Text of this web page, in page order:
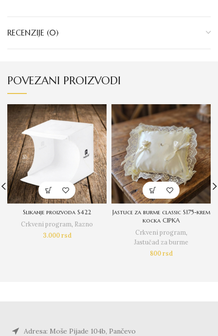
RECENZIJE (0)
POVEZANI PROIZVODI
Slikanje proizvoda S422
Crkveni program, Razno
3.000rsd
Jastuce za burme classic S175-krem
kocka CIPKA
Crkveni program,
Jastučad za burme
800rsd
Adresa: Moše Pijade 104b, Pančevo